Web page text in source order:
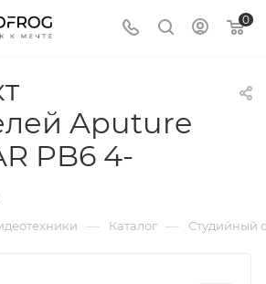
0
Aputure
PB6 4-
— Каталог — Студийный